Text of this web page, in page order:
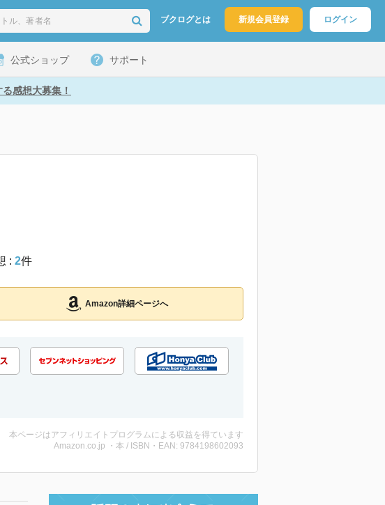
ブクログとは 新規会員登録 ログイン
公式ショップ サポート
感想大募集！
: 2件
Amazon詳細ページへ
本ページはアフィリエイトプログラムによる収益を得ています
Amazon.co.jp ・本 / ISBN・EAN: 9784198602093